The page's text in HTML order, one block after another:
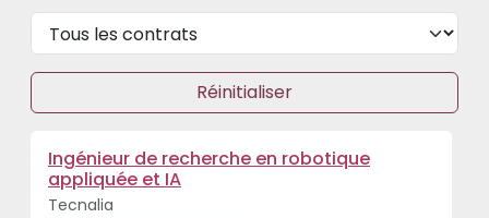
Réinitialiser
Ingénieur de recherche en robotique
appliquée et IA
Tecnalia